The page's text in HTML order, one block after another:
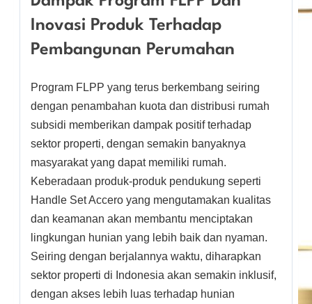
Inovasi Produk Terhadap
Pembangunan Perumahan
Program FLPP yang terus berkembang seiring
dengan penambahan kuota dan distribusi rumah
subsidi memberikan dampak positif terhadap
sektor properti, dengan semakin banyaknya
masyarakat yang dapat memiliki rumah.
Keberadaan produk-produk pendukung seperti
Handle Set Accero yang mengutamakan kualitas
dan keamanan akan membantu menciptakan
lingkungan hunian yang lebih baik dan nyaman.
Seiring dengan berjalannya waktu, diharapkan
sektor properti di Indonesia akan semakin inklusif,
dengan akses lebih luas terhadap hunian